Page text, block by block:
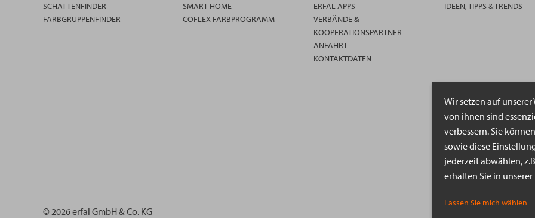
Wir setzen auf
von ihnen sind
verbessern. Sie
sowie diese
jederzeit abwählen,
erhalten Sie in
Lassen Sie mich wählen
SCHATTENFINDER
FARBGRUPPENFINDER
SMART HOME
COFLEX FARBPROGRAMM
ERFAL APPS
VERBÄNDE &
KOOPERATIONSPARTNER
ANFAHRT
KONTAKTDATEN
IDEEN, TIPPS & TRENDS
© 2026 erfal GmbH & Co. KG